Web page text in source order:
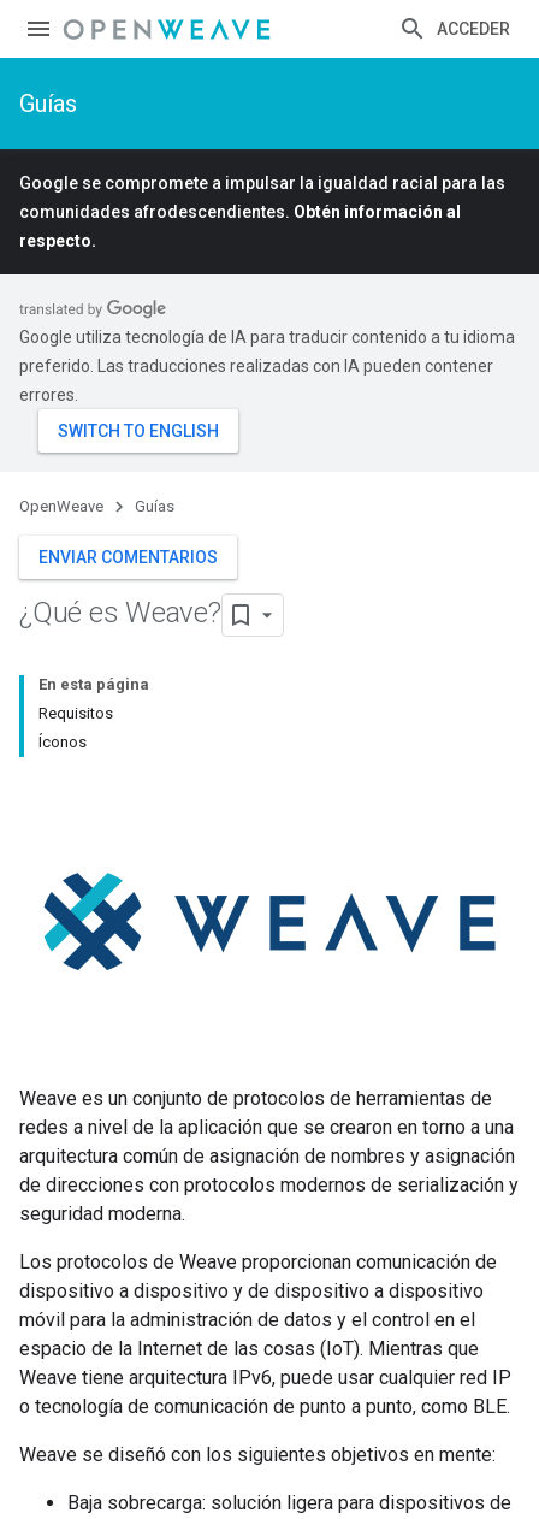
ACCEDER
Guías
Google se compromete a impulsar la igualdad racial para las
comunidades afrodescendientes. Obtén información al
respecto.
Google utiliza tecnología de IA para traducir contenido a tu idioma
preferido. Las traducciones realizadas con IA pueden contener
errores.
OpenWeave Guías
ENVIAR COMENTARIOS
¿Qué es Weave?
En esta página
Requisitos
Íconos
Weave es un conjunto de protocolos de herramientas de
redes a nivel de la aplicación que se crearon en torno a una
arquitectura común de asignación de nombres y asignación
de direcciones con protocolos modernos de serialización y
seguridad moderna.
Los protocolos de Weave proporcionan comunicación de
dispositivo a dispositivo y de dispositivo a dispositivo
móvil para la administración de datos y el control en el
espacio de la Internet de las cosas (IoT). Mientras que
Weave tiene arquitectura IPv6, puede usar cualquier red IP
o tecnología de comunicación de punto a punto, como BLE.
Weave se diseñó con los siguientes objetivos en mente:
Baja sobrecarga: solución ligera para dispositivos de